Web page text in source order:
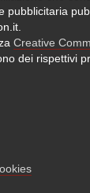
pubblicitaria
Creative
dei rispettivi